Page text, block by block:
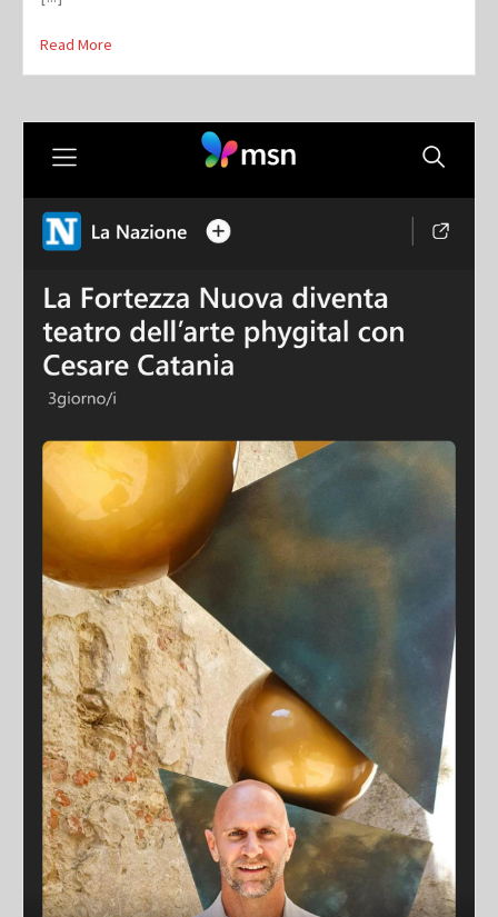
Read More